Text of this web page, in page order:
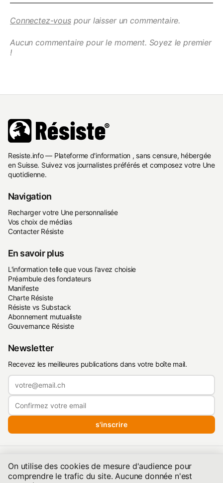
On utilise des cookies de mesure d'audience pour
comprendre le trafic du site. Aucune donnée n'est
Connectez-vouspour laisser un commentaire.
Aucun commentaire pour le moment. Soyez le premier
!
Resiste.info — Plateforme d'information , sans censure, hébergée
en Suisse. Suivez vos journalistes préférés et composez votre Une
quotidienne.
Navigation
Recharger votre Une personnalisée
Vos choix de médias
Contacter Résiste
En savoir plus
L'information telle que vous l'avez choisie
Préambule des fondateurs
Manifeste
Charte Résiste
Résiste vs Substack
Abonnement mutualiste
Gouvernance Résiste
Newsletter
Recevez les meilleures publications dans votre boîte mail.
s'inscrire
Conditions de publication